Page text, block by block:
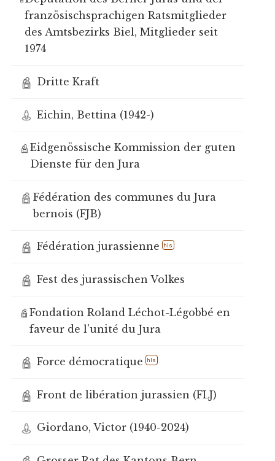
französischsprachigen Ratsmitglieder
des Amtsbezirks Biel, Mitglieder seit
1974
Dritte Kraft
Eichin, Bettina (1942-)
Eidgenössische Kommission der guten
Dienste für den Jura
Fédération des communes du Jura
bernois (FJB)
Fédération jurassienne hls
Fest des jurassischen Volkes
Fondation Roland Léchot-Légobbé en
faveur de l'unité du Jura
Force démocratique hls
Front de libération jurassien (FLJ)
Giordano, Victor (1940-2024)